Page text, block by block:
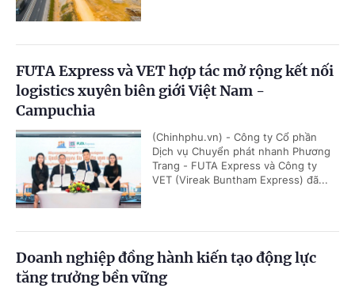
FUTA Express và VET hợp tác mở rộng kết nối
logistics xuyên biên giới Việt Nam -
Campuchia
(Chinhphu.vn) - Công ty Cổ phần
Dịch vụ Chuyển phát nhanh Phương
Trang - FUTA Express và Công ty
VET (Vireak Buntham Express) đã...
Doanh nghiệp đồng hành kiến tạo động lực
tăng trưởng bền vững